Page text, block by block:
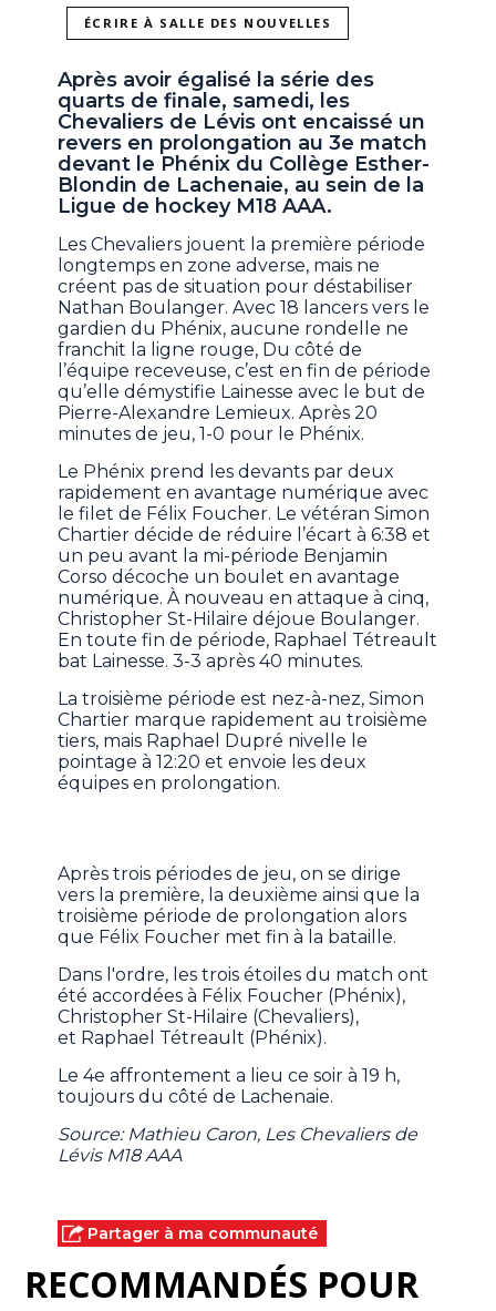
ÉCRIRE À SALLE DES NOUVELLES
Après avoir égalisé la série des
quarts de finale, samedi, les
Chevaliers de Lévis ont encaissé un
revers en prolongation au 3e match
devant le Phénix du Collège Esther-
Blondin de Lachenaie, au sein de la
Ligue de hockey M18 AAA.
Les Chevaliers jouent la première période
longtemps en zone adverse, mais ne
créent pas de situation pour déstabiliser
Nathan Boulanger. Avec 18 lancers vers le
gardien du Phénix, aucune rondelle ne
franchit la ligne rouge, Du côté de
l’équipe receveuse, c’est en fin de période
qu’elle démystifie Lainesse avec le but de
Pierre-Alexandre Lemieux. Après 20
minutes de jeu, 1-0 pour le Phénix.
Le Phénix prend les devants par deux
rapidement en avantage numérique avec
le filet de Félix Foucher. Le vétéran Simon
Chartier décide de réduire l’écart à 6:38 et
un peu avant la mi-période Benjamin
Corso décoche un boulet en avantage
numérique. À nouveau en attaque à cinq,
Christopher St-Hilaire déjoue Boulanger.
En toute fin de période, Raphael Tétreault
bat Lainesse. 3-3 après 40 minutes.
La troisième période est nez-à-nez, Simon
Chartier marque rapidement au troisième
tiers, mais Raphael Dupré nivelle le
pointage à 12:20 et envoie les deux
équipes en prolongation.
Après trois périodes de jeu, on se dirige
vers la première, la deuxième ainsi que la
troisième période de prolongation alors
que Félix Foucher met fin à la bataille.
Dans l'ordre, les trois étoiles du match ont
été accordées à Félix Foucher (Phénix),
Christopher St-Hilaire (Chevaliers),
et Raphael Tétreault (Phénix).
Le 4e affrontement a lieu ce soir à 19 h,
toujours du côté de Lachenaie.
Source: Mathieu Caron, Les Chevaliers de
Lévis M18 AAA
Partager à ma communauté
RECOMMANDÉS POUR